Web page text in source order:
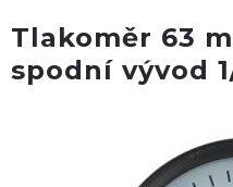
Tlakoměr 63
spodní vývod